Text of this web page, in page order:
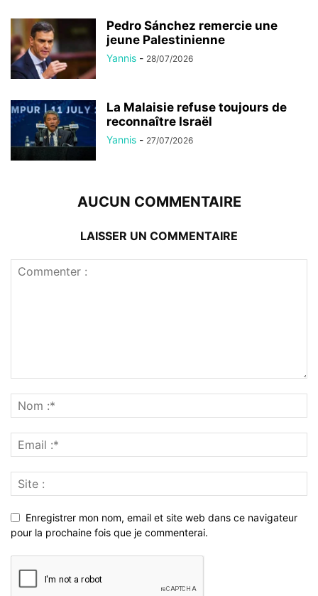
Pedro Sánchez remercie une
jeune Palestinienne
Yannis - 28/07/2026
La Malaisie refuse toujours de
reconnaître Israël
Yannis - 27/07/2026
AUCUN COMMENTAIRE
LAISSER UN COMMENTAIRE
Enregistrer mon nom, email et site web dans ce navigateur
pour la prochaine fois que je commenterai.